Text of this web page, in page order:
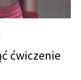
ćwiczenie